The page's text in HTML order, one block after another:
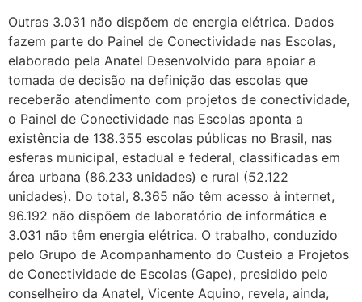
Outras 3.031 não dispõem de energia elétrica. Dados
fazem parte do Painel de Conectividade nas Escolas,
elaborado pela Anatel Desenvolvido para apoiar a
tomada de decisão na definição das escolas que
receberão atendimento com projetos de conectividade,
o Painel de Conectividade nas Escolas aponta a
existência de 138.355 escolas públicas no Brasil, nas
esferas municipal, estadual e federal, classificadas em
área urbana (86.233 unidades) e rural (52.122
unidades). Do total, 8.365 não têm acesso à internet,
96.192 não dispõem de laboratório de informática e
3.031 não têm energia elétrica. O trabalho, conduzido
pelo Grupo de Acompanhamento do Custeio a Projetos
de Conectividade de Escolas (Gape), presidido pelo
conselheiro da Anatel, Vicente Aquino, revela, ainda,